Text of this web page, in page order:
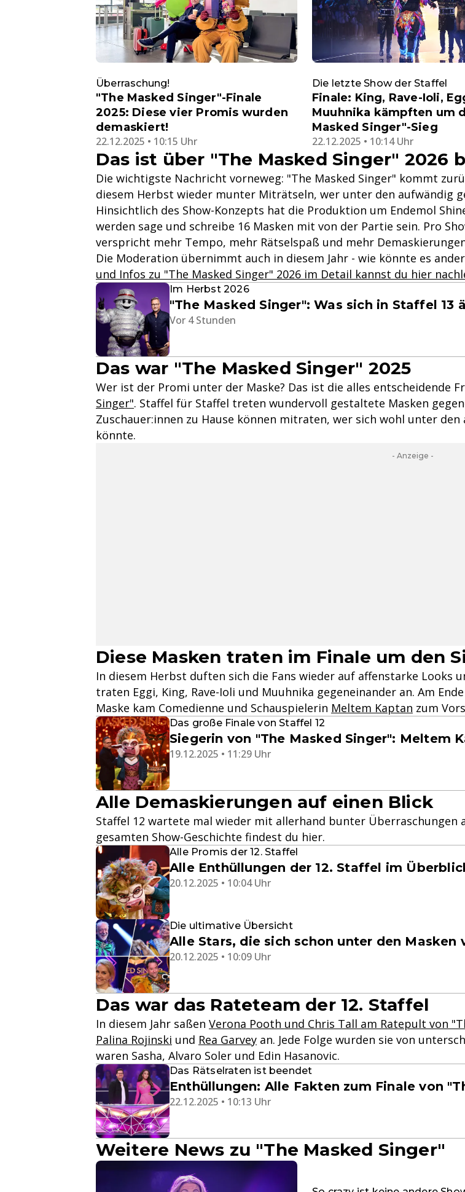
Überraschung!
"The Masked Singer"-Finale
2025: Diese vier Promis wurden
demaskiert!
22.12.2025 • 10:15 Uhr
Die letzte Show der Staffel
Finale: King, Rave-Ioli,
Muuhnika kämpften um
Masked Singer"-Sieg
22.12.2025 • 10:14 Uhr
Das ist über "The Masked Singer" 2026
Die wichtigste Nachricht vorneweg: "The Masked Singer" kommt
diesem Herbst wieder munter Miträtseln, wer unter den aufwändig
Hinsichtlich des Show-Konzepts hat die Produktion um Endemol
werden sage und schreibe 16 Masken mit von der Partie sein. Pro
verspricht mehr Tempo, mehr Rätselspaß und mehr
Die Moderation übernimmt auch in diesem Jahr - wie könnte es
und Infos zu "The Masked Singer" 2026 im Detail kannst du hier
Im Herbst 2026
"The Masked Singer": Was sich in Staffel 13
Vor 4 Stunden
Das war "The Masked Singer" 2025
Wer ist der Promi unter der Maske? Das ist die alles entscheidende
Singer". Staffel für Staffel treten wundervoll gestaltete Masken
Zuschauer:innen zu Hause können mitraten, wer sich wohl unter
könnte.
- Anzeige -
Diese Masken traten im Finale um den
In diesem Herbst duften sich die Fans wieder auf affenstarke Looks
traten Eggi, King, Rave-Ioli und Muuhnika gegeneinander an. Am
Maske kam Comedienne und Schauspielerin Meltem Kaptan zum
Das große Finale von Staffel 12
Siegerin von "The Masked Singer": Meltem
19.12.2025 • 11:29 Uhr
Alle Demaskierungen auf einen Blick
Staffel 12 wartete mal wieder mit allerhand bunter Überraschungen
gesamten Show-Geschichte findest du hier.
Alle Promis der 12. Staffel
Alle Enthüllungen der 12. Staffel im
20.12.2025 • 10:04 Uhr
Die ultimative Übersicht
Alle Stars, die sich schon unter den Masken
20.12.2025 • 10:09 Uhr
Das war das Rateteam der 12. Staffel
In diesem Jahr saßen Verona Pooth und Chris Tall am Ratepult von
Palina Rojinski und Rea Garvey an. Jede Folge wurden sie von
waren Sasha, Alvaro Soler und Edin Hasanovic.
Das Rätselraten ist beendet
Enthüllungen: Alle Fakten zum Finale von
22.12.2025 • 10:13 Uhr
Weitere News zu "The Masked Singer"